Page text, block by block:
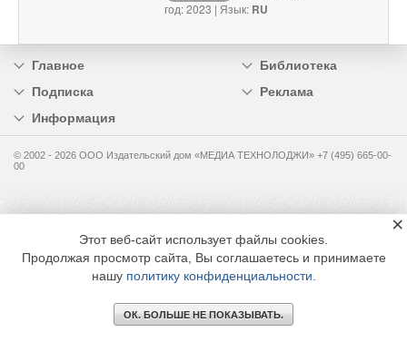
год: 2023 | Язык: RU
Главное
Библиотека
Подписка
Реклама
Информация
© 2002 - 2026 OOO Издательский дом «МЕДИА ТЕХНОЛОДЖИ» +7 (495) 665-00-
00
Этот веб-сайт использует файлы cookies.
Продолжая просмотр сайта, Вы соглашаетесь и принимаете
нашу политику конфиденциальности
ОК. БОЛЬШЕ НЕ ПОКАЗЫВАТЬ.
×